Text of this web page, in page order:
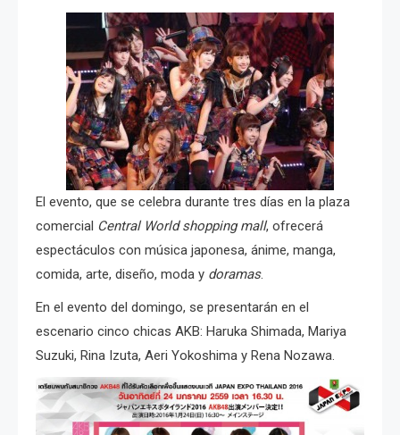
El evento, que se celebra durante tres días en la plaza
comercial Central World shopping mall, ofrecerá
espectáculos con música japonesa, ánime, manga,
comida, arte, diseño, moda y doramas.
En el evento del domingo, se presentarán en el
escenario cinco chicas AKB: Haruka Shimada, Mariya
Suzuki, Rina Izuta, Aeri Yokoshima y Rena Nozawa.